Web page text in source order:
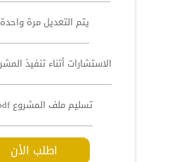
يتم التعديل مرة
الاستشارات أثناء تنفيذ
تسليم ملف المشروع pdf فقط
اطلب الأن